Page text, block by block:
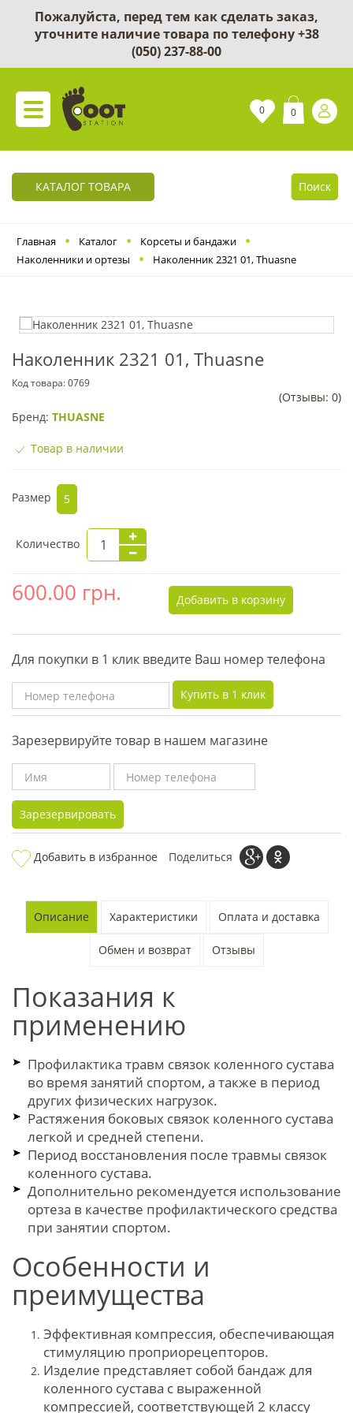
Пожалуйста, перед тем как сделать заказ,
уточните наличие товара по телефону+38
(050) 237-88-00
0 0
КАТАЛОГ ТОВАРА Поиск
Главная Каталог
Корсеты и бандажи
Наколенники и ортезы
Наколенник 2321 01, Thuasne
Наколенник 2321 01, Thuasne
Код товара:0769
(Отзывы: 0)
Бренд: THUASNE
Товар в наличии
Размер 5
Количество
600.00 грн. Добавить в корзину
Для покупки в 1 клик введите Ваш номер телефона
Купить в 1 клик
Зарезервируйте товар в нашем магазине
Зарезервировать
Добавить в избранное Поделиться
Описание Характеристики Оплата и доставка
Обмен и возврат Отзывы
Показания к
применению
Профилактика травм связок коленного сустава
во время занятий спортом, а также в период
других физических нагрузок.
Растяжения боковых связок коленного сустава
легкой и средней степени.
Период восстановления после травмы связок
коленного сустава.
Дополнительно рекомендуется использование
ортеза в качестве профилактического средства
при занятии спортом.
Особенности и
преимущества
Эффективная компрессия, обеспечивающая
стимуляцию проприорецепторов.
Изделие представляет собой бандаж для
коленного сустава с выраженной
компрессией, соответствующей 2 классу